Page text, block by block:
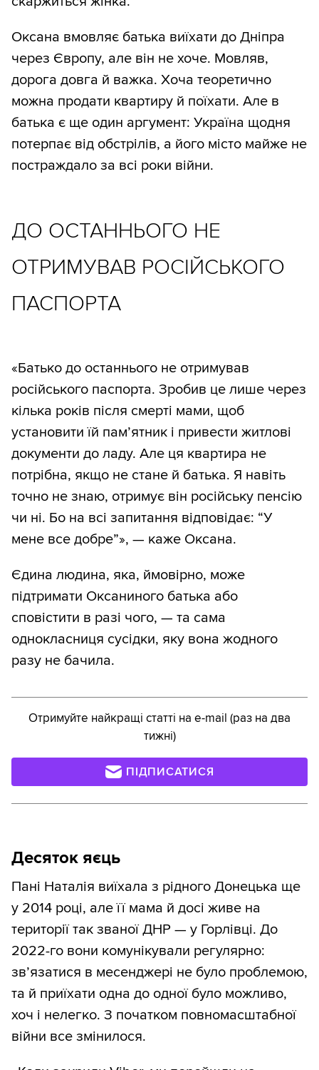
Оксана вмовляє батька виїхати до Дніпра
через Європу, але він не хоче. Мовляв,
дорога довга й важка. Хоча теоретично
можна продати квартиру й поїхати. Але в
батька є ще один аргумент: Україна щодня
потерпає від обстрілів, а його місто майже не
постраждало за всі роки війни.
ДО ОСТАННЬОГО НЕ
ОТРИМУВАВ РОСІЙСЬКОГО
ПАСПОРТА
«Батько до останнього не отримував
російського паспорта. Зробив це лише через
кілька років після смерті мами, щоб
установити їй пам’ятник і привести житлові
документи до ладу. Але ця квартира не
потрібна, якщо не стане й батька. Я навіть
точно не знаю, отримує він російську пенсію
чи ні. Бо на всі запитання відповідає: “У
мене все добре”», — каже Оксана.
Єдина людина, яка, ймовірно, може
підтримати Оксаниного батька або
сповістити в разі чого, — та сама
однокласниця сусідки, яку вона жодного
разу не бачила.
Отримуйте найкращі статті на e-mail (раз на два
тижні)
ПІДПИСАТИСЯ
Десяток яєць
Пані Наталія виїхала з рідного Донецька ще
у 2014 році, але її мама й досі живе на
території так званої ДНР — у Горлівці. До
2022-го вони комунікували регулярно:
зв’язатися в месенджері не було проблемою,
та й приїхати одна до одної було можливо,
хоч і нелегко. З початком повномасштабної
війни все змінилося.